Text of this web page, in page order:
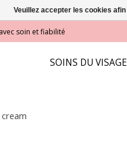
soin et fiabilité
SOINS DU VISAGE
Veuillez accepter les cookies